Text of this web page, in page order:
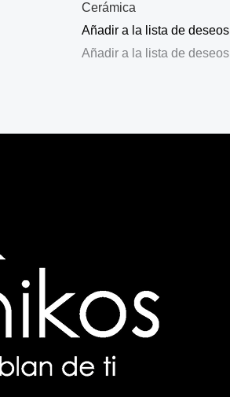
Cerámica
Añadir a la lista de deseos
Añadir a la lista de deseos